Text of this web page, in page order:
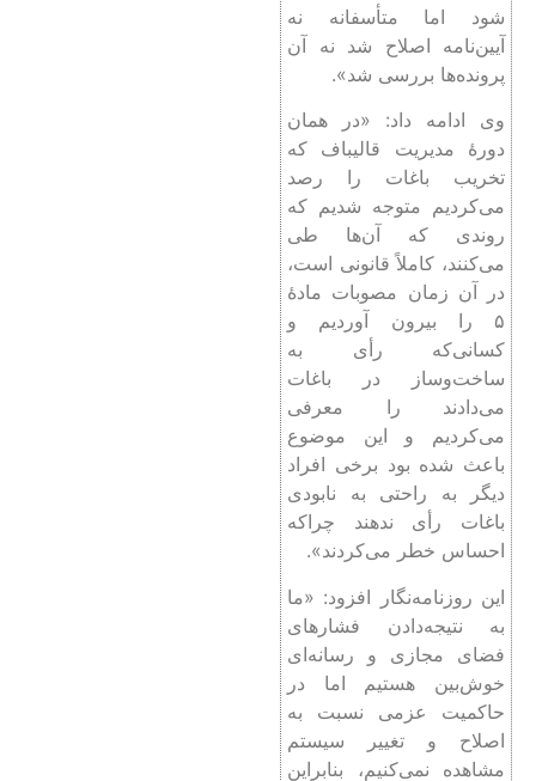
وی ادامه داد: «در همان
دورۀ مدیریت قالیباف که
تخریب باغات را رصد
می‌کردیم متوجه شدیم که
روندی که آن‌ها طی
می‌کنند، کاملاً قانونی است،
در آن زمان مصوبات مادۀ
۵ را بیرون آوردیم و
کسانی‌که رأی به
ساخت‌وساز در باغات
می‌دادند را معرفی
می‌کردیم و این موضوع
باعث شده بود برخی افراد
دیگر به راحتی به نابودی
باغات رأی ندهند چراکه
احساس خطر می‌کردند».
این روزنامه‌نگار افزود: «ما
به نتیجه‌دادن فشارهای
فضای مجازی و رسانه‌ای
خوش‌بین هستیم اما در
حاکمیت عزمی نسبت به
اصلاح و تغییر سیستم
مشاهده نمی‌کنیم، بنابراین
باید با استفاده از فشارهای
رسانه‌ای و فضای فعلی،
حاکمیت را مجبور به اصلاح